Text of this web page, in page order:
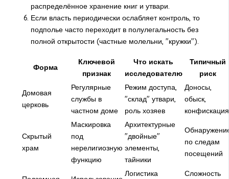
распределённое хранение книг и утвари.
Если власть периодически ослабляет контроль, то
подполье часто переходит в полулегальность без
полной открытости (частные молельни, "кружки").
Форма
Ключевой
признак
Что искать
исследователю
Типичный
риск
Домовая
церковь
Регулярные
службы в
частном доме
Режим доступа,
"склад" утвари,
роль хозяев
Доносы,
обыск,
конфискация
Скрытый
храм
Маскировка
под
нерелигиозную
функцию
Архитектурные
"двойные"
элементы,
тайники
по следам
посещений
Логистика
Сложность